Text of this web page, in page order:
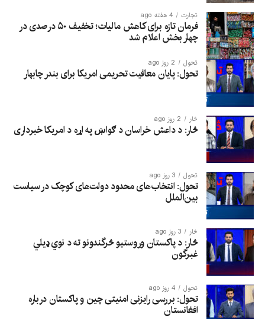
تجارت 4 هفته ago
فرمان تازه برای کاهش مالیات؛ تخفیف ۵۰ درصدی در
چهار بخش اعلام شد
تحول 2 روز ago
تحول: پایان معافیت تحریمی امریکا برای بندر چابهار
څار 2 روز ago
څار: د داعش خراسان د ګواښ په اړه د امریکا خبرداری
تحول 3 روز ago
تحول: انتخاب‌های محدود دولت‌های کوچک در سیاست
بین‌الملل
څار 3 روز ago
څار: د پاکستان وروستیو څرگندونو ته د نوي ډیلي
غبرگون
تحول 4 روز ago
تحول: بررسی رایزنی امنیتی چین و پاکستان درباره
افغانستان